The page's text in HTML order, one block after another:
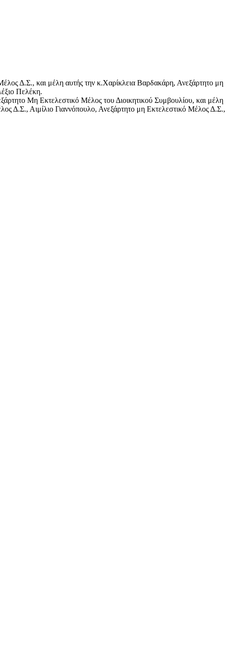
Δ.Σ., και μέλη αυτής την κ.Χαρίκλεια Βαρδακάρη, Ανεξάρτητο μη
Πελέκη.
Μη Εκτελεστικό Μέλος του Διοικητικού Συμβουλίου, και μέλη
Δ.Σ., Αιμίλιο Γιαννόπουλο, Ανεξάρτητο μη Εκτελεστικό Μέλος Δ.Σ.,